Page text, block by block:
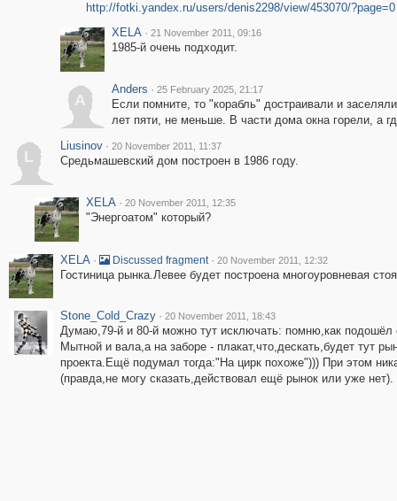
http://fotki.yandex.ru/users/denis2298/view/453070/?page=0
XELA · 21 November 2011, 09:16
1985-й очень подходит.
A
Anders · 25 February 2025, 21:17
Если помните, то "корабль" достраивали и
лет пяти, не меньше. В части дома окна горели, а
L
Liusinov · 20 November 2011, 11:37
Средьмашевский дом построен в 1986 году.
XELA · 20 November 2011, 12:35
"Энергоатом" который?
XELA · Discussed fragment · 20 November 2011, 12:32
Гостиница рынка.Левее будет построена многоуровневая
Stone_Cold_Crazy · 20 November 2011, 18:43
Думаю,79-й и 80-й можно тут исключать: помню,как подошёл
Мытной и вала,а на заборе - плакат,что,дескать,будет тут
проекта.Ещё подумал тогда:"На цирк похоже"))) При этом
(правда,не могу сказать,действовал ещё рынок или уже нет).